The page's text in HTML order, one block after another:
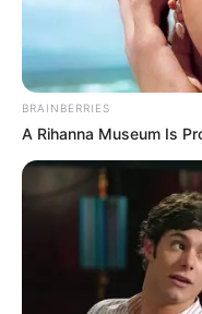
BRAINBERRIES
A Rihanna Museum Is